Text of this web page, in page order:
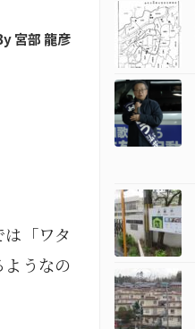
宮部 龍彦
「ワタ
うなの